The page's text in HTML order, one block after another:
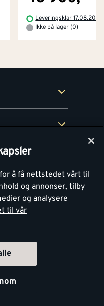
Leveringsklar 17.08.2026
Ikke på lager (0)
å få nettstedet vårt til
og annonser, tilby
og analysere
til vår